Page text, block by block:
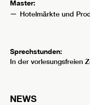
Master:
Hotelmärkte und
Sprechstunden:
In der vorlesungsfreien
NEWS